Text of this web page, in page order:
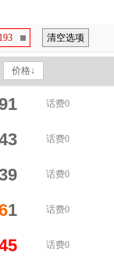
193 清空选项
价格↓
话费0
话费0
话费0
1 话费0
话费0